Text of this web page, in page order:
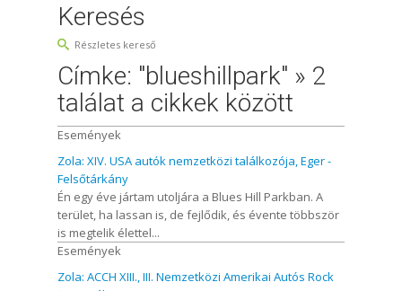
Keresés
Részletes kereső
Címke: "blueshillpark" » 2
találat a cikkek között
Események
Zola: XIV. USA autók nemzetközi találkozója, Eger -
Felsőtárkány
Én egy éve jártam utoljára a Blues Hill Parkban. A
terület, ha lassan is, de fejlődik, és évente többször
is megtelik élettel...
Események
Zola: ACCH XIII., III. Nemzetközi Amerikai Autós Rock